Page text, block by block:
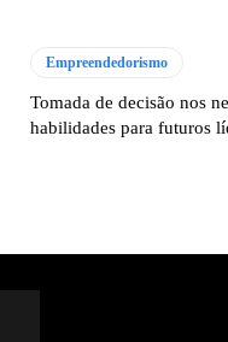
Empreendedorismo
Tomada de decisão nos
habilidades para futuros